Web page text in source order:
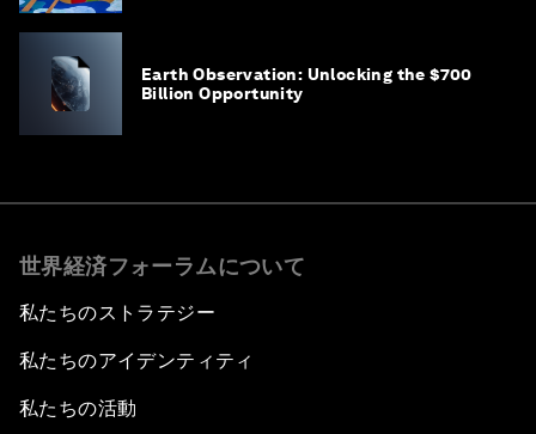
Earth Observation: Unlocking the $700
Billion Opportunity
世界経済フォーラムについて
私たちのストラテジー
私たちのアイデンティティ
私たちの活動